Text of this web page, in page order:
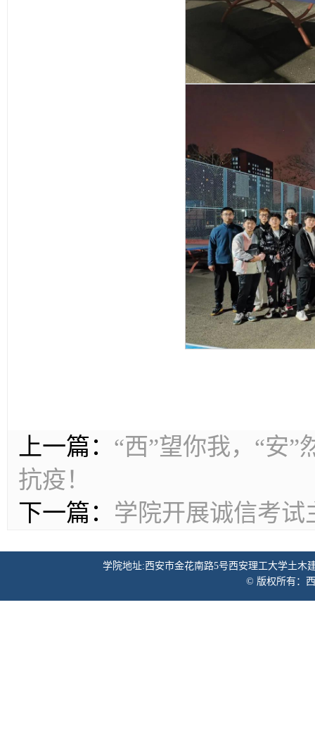
上一篇： “西”望你我，“安”
抗疫！
下一篇： 学院开展诚信考试
学院地址:西安市金花南路5号西安理工大学土木
© 版权所有：